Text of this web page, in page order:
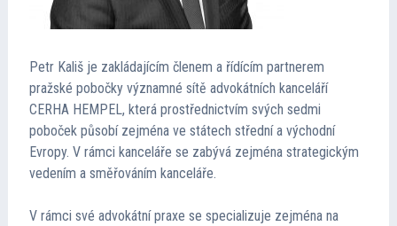
Petr Kališ je zakládajícím členem a řídícím partnerem
pražské pobočky významné sítě advokátních kanceláří
CERHA HEMPEL, která prostřednictvím svých sedmi
poboček působí zejména ve státech střední a východní
Evropy. V rámci kanceláře se zabývá zejména strategickým
vedením a směřováním kanceláře.
V rámci své advokátní praxe se specializuje zejména na